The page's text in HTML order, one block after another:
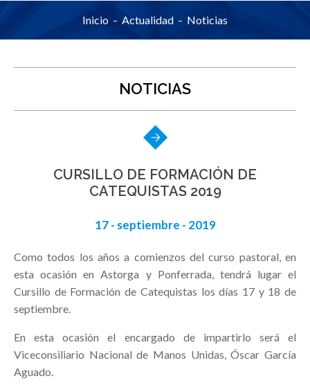
Inicio Actualidad Noticias
NOTICIAS
CURSILLO DE FORMACIÓN DE
CATEQUISTAS 2019
17 - septiembre - 2019
Como todos los años a comienzos del curso pastoral, en
esta ocasión en Astorga y Ponferrada, tendrá lugar el
Cursillo de Formación de Catequistas los días 17 y 18 de
septiembre.
En esta ocasión el encargado de impartirlo será el
Viceconsiliario Nacional de Manos Unidas, Óscar García
Aguado.